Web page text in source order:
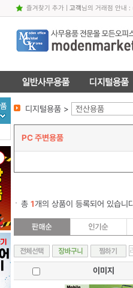
즐겨찾기 추가| 고객님의 거래점 안내
디지털용품 > 전산용품
PC 주변용품
총 1개의 상품이 등록되어 있습니
이미지